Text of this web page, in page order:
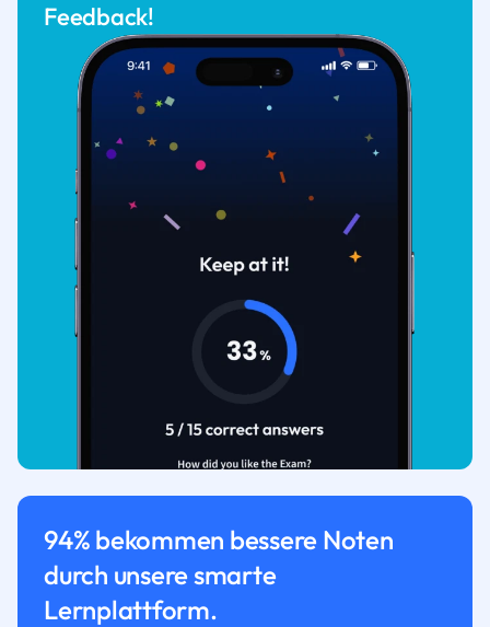
Feedback!
94% bekommen bessere Noten
durch unsere smarte
Lernplattform.